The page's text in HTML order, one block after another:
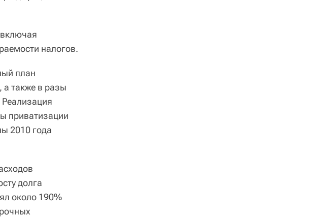
включая
налогов.
план
а также в разы
приватизации
2010 года
долга
около 190%